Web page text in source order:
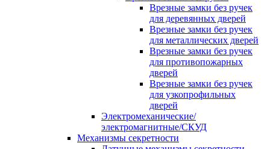
Врезные замки без ручек
для деревянных дверей
Врезные замки без ручек
для металлических дверей
Врезные замки без ручек
для противопожарных
дверей
Врезные замки без ручек
для узкопрофильных
дверей
Электромеханические/
электромагнитные/СКУД
Механизмы секретности